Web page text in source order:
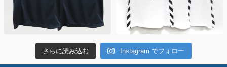
さらに読み込む Instagram でフォロー